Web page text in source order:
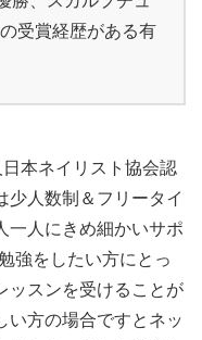
受賞経歴がある有
本ネイリスト協会認
少人数制＆フリータイ
一人にきめ細かいサポ
強をしたい方にとっ
ッスンを受けることが
い方の場合ですとネッ